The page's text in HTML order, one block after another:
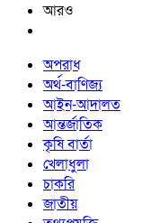
আরও
অপরাধ
অর্থ-বাণিজ্য
আইন-আদালত
আন্তর্জাতিক
কৃষি বার্তা
খেলাধুলা
চাকরি
জাতীয়